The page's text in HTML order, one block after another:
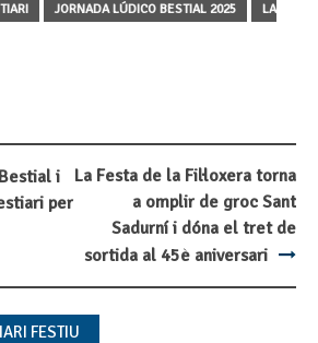
JORNADA LÚDICO BESTIAL 2025
LA
i
per
La Festa de la Fil·loxera torna
a omplir de groc Sant
Sadurní i dóna el tret de
sortida al 45è aniversari
FESTIU